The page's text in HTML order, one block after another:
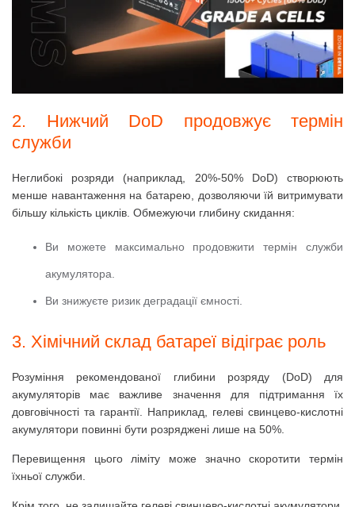
2. Нижчий DoD продовжує термін
служби
Неглибокі розряди (наприклад, 20%-50% DoD) створюють
менше навантаження на батарею, дозволяючи їй витримувати
більшу кількість циклів. Обмежуючи глибину скидання:
Ви можете максимально продовжити термін служби
акумулятора.
Ви знижуєте ризик деградації ємності.
3. Хімічний склад батареї відіграє роль
Розуміння рекомендованої глибини розряду (DoD) для
акумуляторів має важливе значення для підтримання їх
довговічності та гарантії. Наприклад, гелеві свинцево-кислотні
акумулятори повинні бути розряджені лише на 50%.
Перевищення цього ліміту може значно скоротити термін
їхньої служби.